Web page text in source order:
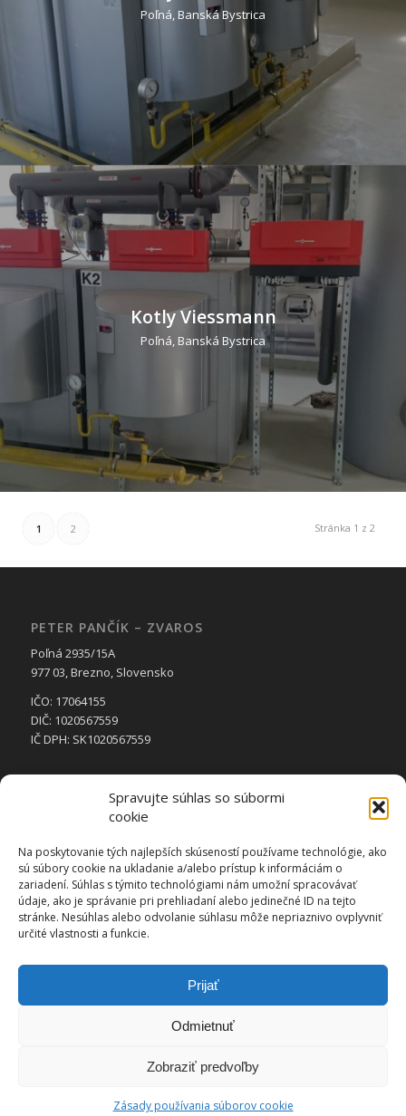
Spravujte súhlas so súbormi
cookie
Na poskytovanie tých najlepších skúseností používame technológie, ako
sú súbory cookie na ukladanie a/alebo prístup k informáciám o
zariadení. Súhlas s týmito technológiami nám umožní spracovávať
údaje, ako je správanie pri prehliadaní alebo jedinečné ID na tejto
stránke. Nesúhlas alebo odvolanie súhlasu môže nepriaznivo ovplyvniť
určité vlastnosti a funkcie.
Prijať
Odmietnuť
Zobraziť predvoľby
Zásady používania súborov cookie
Poľná, Banská Bystrica
Kotly Viessmann
Poľná, Banská Bystrica
Stránka 1 z 2
1 2
PETER PANČÍK – ZVAROS
Poľná 2935/15A
977 03, Brezno, Slovensko
IČO: 17064155
DIČ: 1020567559
IČ DPH: SK1020567559
STRÁNKY
Domov
Galéria
Kontakt
Zásady používania súborov cookie (EÚ)
© Autorské práva -Zvaros.eu-Enfold WordPress Theme by Kriesi